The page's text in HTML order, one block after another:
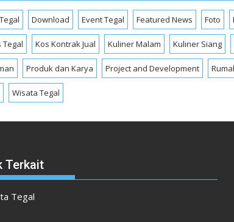
Download Event Tegal Featured News Foto
Tegal Kos Kontrak Jual Kuliner Malam Kuliner Siang
Produk dan Karya Project and Development
Wisata Tegal
Terkait
Tegal